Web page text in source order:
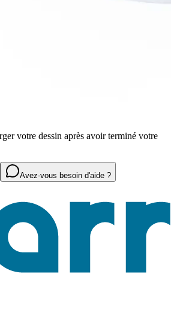
votre dessin après avoir terminé votre
Avez-vous besoin d'aide ?